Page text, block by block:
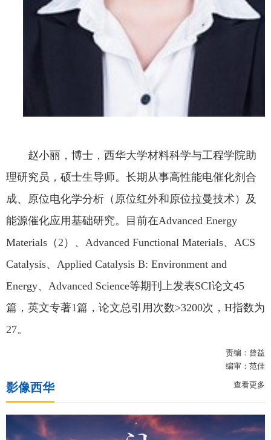
赵小丽，博士，西华大学材料科学与工程学院助
理研究员，硕士生导师。长期从事高性能电催化剂合
成、原位电化学分析（原位红外和原位拉曼技术）及
能源催化应用基础研究。目前在Advanced Energy
Materials（2）、Advanced Functional Materials、ACS
Catalysis、Applied Catalysis B: Environment and
Energy、Advanced Science等期刊上发表SCI论文45
篇，英文专著1篇，论文总引用次数>3200次，H指数为
27。
责编：曾益
编审：范佳
影像西华 查看更多